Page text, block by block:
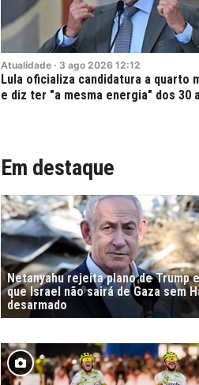
Atualidade · 3 ago 2026 12:12
Lula oficializa candidatura a quarto
e diz ter "a mesma energia" dos 30
Em destaque
Netanyahu rejeita plano de Trump
que Israel não sairá de Gaza sem
desarmado